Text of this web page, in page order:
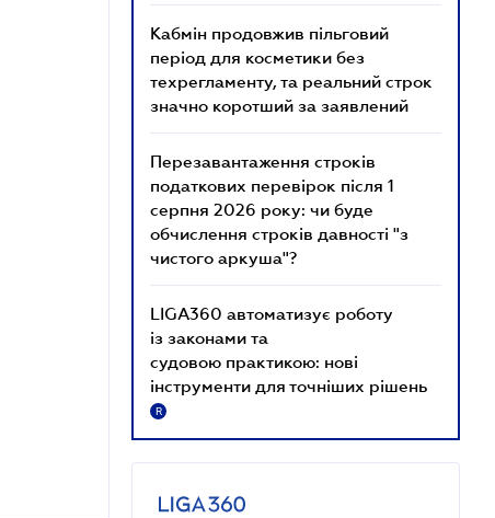
Кабмін продовжив пільговий
період для косметики без
техрегламенту, та реальний строк
значно коротший за заявлений
Перезавантаження строків
податкових перевірок після 1
серпня 2026 року: чи буде
обчислення строків давності "з
чистого аркуша"?
LIGA360 автоматизує роботу
із законами та
судовою практикою: нові
інструменти для точніших рішень
R